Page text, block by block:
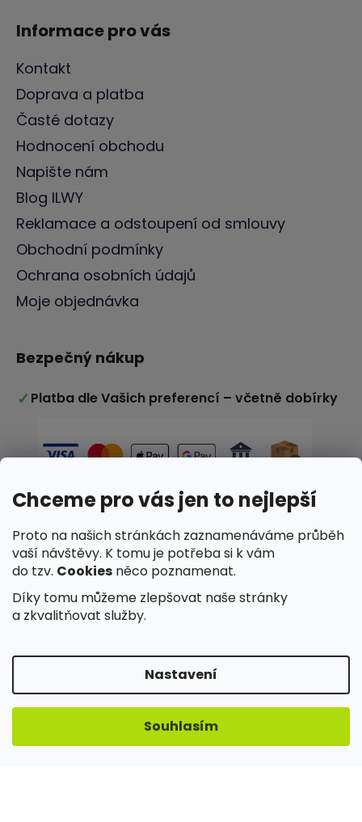
Chceme pro vás jen to nejlepší
Proto na našich stránkách zaznamenáváme průběh
vaší návštěvy. K tomu je potřeba si k vám
do tzv. Cookies něco poznamenat.
Díky tomu můžeme zlepšovat naše stránky
a zkvalitňovat služby.
Nastavení
Souhlasím
Informace pro vás
Kontakt
Doprava a platba
Časté dotazy
Hodnocení obchodu
Napište nám
Blog ILWY
Reklamace a odstoupení od smlouvy
Obchodní podmínky
Ochrana osobních údajů
Moje objednávka
Bezpečný nákup
✓ Platba dle Vašich preferencí – včetně dobírky
✓Spolehlivé doručení a snadné vyzvednutí